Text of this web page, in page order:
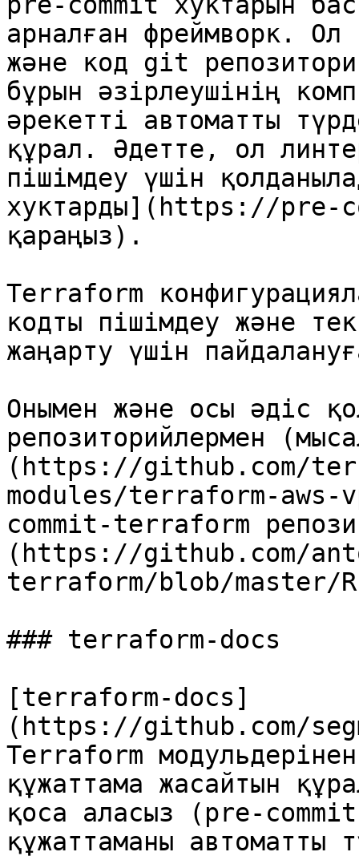
арналған фреймворк. Ол
және код git
бұрын әзірлеушінің
әрекетті автоматты
құрал. Әдетте, ол
пішімдеу үшін
хуктарды](https://pre-
қараңыз).
Terraform
кодты пішімдеу және
жаңарту үшін
Онымен және осы әдіс
репозиторийлермен
(https://github.com/
modules/terraform-
commit-terraform
(https://github.com/
terraform/blob/master/
### terraform-docs
[terraform-docs]
(https://github.com/
Terraform
құжаттама жасайтын
қоса аласыз (pre-
құжаттаманы